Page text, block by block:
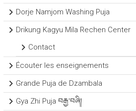
Dorje Namjom Washing Puja
Drikung Kagyu Mila Rechen Center
Contact
Écouter les enseignements
Grande Puja de Dzambala
Gya Zhi Puja བརྒྱ་བཞི།